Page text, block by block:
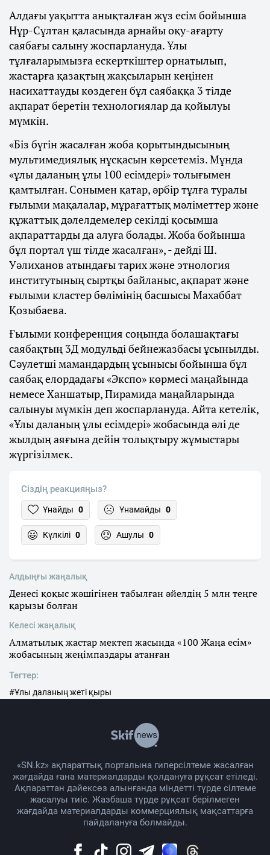
Алдағы уақытта анықталған жүз есім бойынша
Нұр-Сұлтан қаласында арнайы оқу-ағарту
саябағы салыну жоспарлануда. Ұлы
тұлғаларымызға ескерткіштер орнатылып,
жастарға қазақтың жақсыларын кеңінен
насихаттауды көздеген бұл саябаққа 3 тілде
ақпарат беретін технологиялар да қойылуы
мүмкін.
«Біз бүгін жасалған жоба қорытындысының
мультимедиялық нұсқасын көрсетеміз. Мұнда
«ұлы даланың ұлы 100 есімдері» толығымен
қамтылған. Сонымен қатар, әрбір тұлға туралы
ғылыми мақалалар, мұрағаттық мәліметтер және
құжаттық дәлелдемелер секілді қосымша
ақпараттарды да алуға болады. Жоба бойынша
бұл портал үш тілде жасалған», - дейді Ш.
Уәлиханов атындағы тарих және этнология
институтының сыртқы байланыс, ақпарат және
ғылыми кластер бөлімінің басшысы Махаббат
Қозыбаева.
Ғылыми конференция соңында болашақтағы
саябақтың 3Д модульді бейнежазбасы ұсынылды.
Сәулетші мамандардың ұсынысы бойынша бұл
саябақ елордадағы «Экспо» көрмесі маңайында
немесе Ханшатыр, Пирамида маңайларында
салынуы мүмкін деп жоспарлануда. Айта кетелік,
«Ұлы даланың ұлы есімдері» жобасында әлі де
жылдың аяғына дейін толықтыру жұмыстары
жүргізілмек.
Сіздің реакцияңыз?
Ұнайды 0 Ұнамайды 0
Күлкілі 0 Ашулы 0
Алдыңғы жаңалық
Денесі қоқыс жәшігінен табылған әйелдің 5 млн теңге
қарызы болған
Келесі жаңалық
Алматылық жастар мектеп жасында «100 Жаңа есім»
жобасының жеңімпаздары атанған
Тегтер:
#Ұлы даланың жеті қыры
«SN.kz» ақпараттық порталына гиперсілтеме жасалған
жағдайда ғана материалдарды қолдануға рұқсат етіледі.
Ақпараттан дәйексөз алынғанда міндетті түрде сілтеме
жасалуы тиіс. Жазбаша түрде рұқсат берілмеген
жағдайда материалдарды коммерциялық мақсаттарға
пайдалануға болмайды.